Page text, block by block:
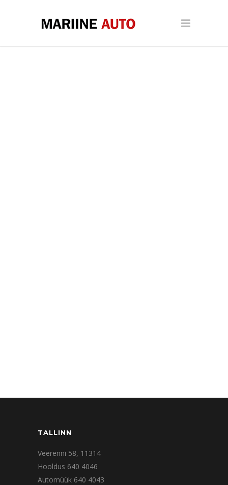
TALLINN
Veerenni 58, 11314
Hooldus 640 4046
Automüük 640 4043